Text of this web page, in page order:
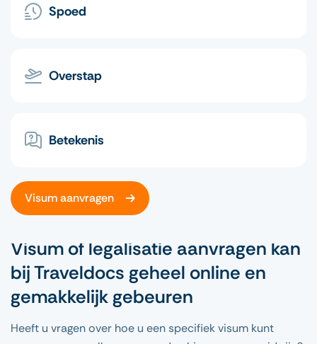
Spoed
Overstap
Betekenis
Visum aanvragen
Visum of legalisatie aanvragen kan
bij Traveldocs geheel online en
gemakkelijk gebeuren
Heeft u vragen over hoe u een specifiek visum kunt